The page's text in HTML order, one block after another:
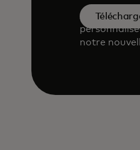
Apprenez à
notre